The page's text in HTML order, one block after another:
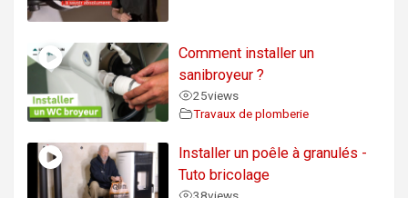
Comment installer un
sanibroyeur ?
25views
Travaux de plomberie
Installer un poêle à granulés -
Tuto bricolage